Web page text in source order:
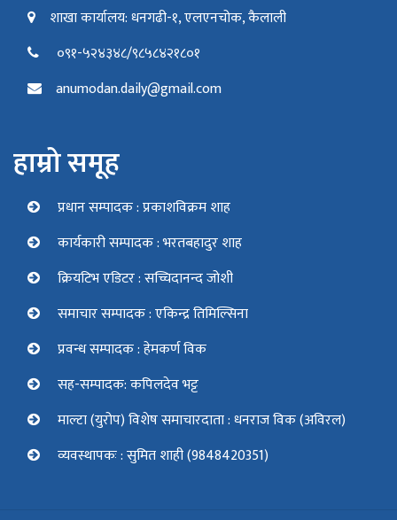
शाखा कार्यालय: धनगढी-१, एलएनचोक, कैलाली
०९१-५२४३४८/९८५८४२१८०१
anumodan.daily@gmail.com
हाम्रो समूह
प्रधान सम्पादक : प्रकाशविक्रम शाह
कार्यकारी सम्पादक : भरतबहादुर शाह
क्रियटिभ एडिटर : सच्चिदानन्द जोशी
समाचार सम्पादक : एकिन्द्र तिमिल्सिना
प्रवन्ध सम्पादक : हेमकर्ण विक
सह-सम्पादक: कपिलदेव भट्ट
माल्टा (युरोप) विशेष समाचारदाता : धनराज विक (अविरल)
व्यवस्थापकः : सुमित शाही (9848420351)